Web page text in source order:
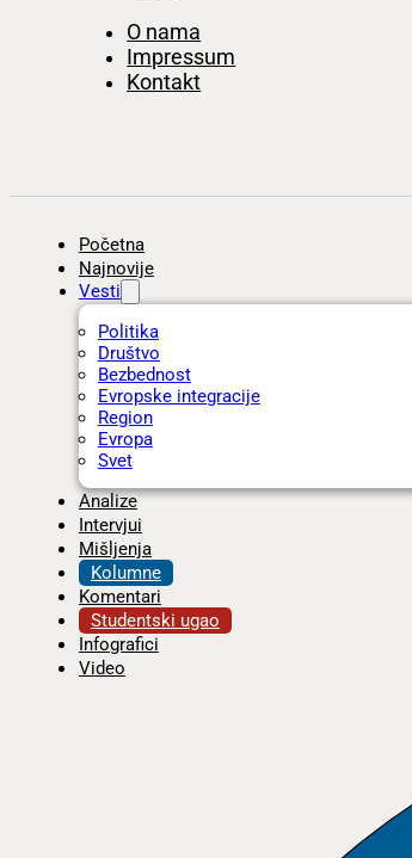
O nama
Impressum
Kontakt
Početna
Najnovije
Vesti
Politika
Društvo
Bezbednost
Evropske integracije
Region
Evropa
Svet
Analize
Intervjui
Mišljenja
Kolumne
Komentari
Studentski ugao
Infografici
Video